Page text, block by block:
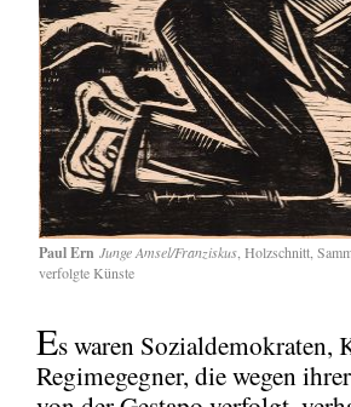
Paul Ern Junge Amsel/Franziskus , Holzschnitt,
verfolgte Künste
Es waren Sozialdemokraten,
Regimegegner, die wegen